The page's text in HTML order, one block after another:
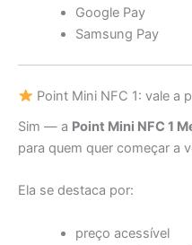
Google Pay
Samsung Pay
Point Mini NFC 1: vale a
Sim — a Point Mini NFC 1
para quem quer começar a
Ela se destaca por:
preço acessível